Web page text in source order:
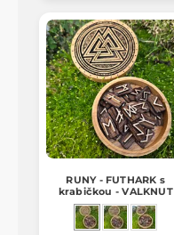
RUNY - FUTHARK s
krabičkou - VALKNUT